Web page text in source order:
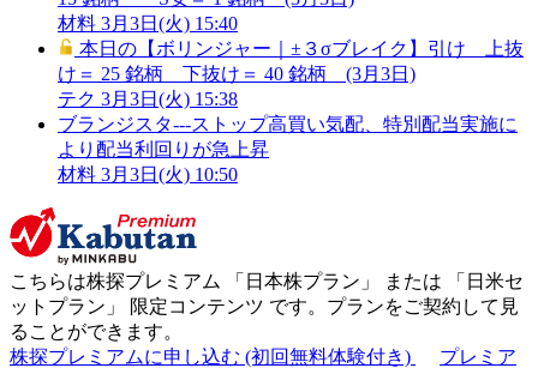
材料 3月3日(火) 15:40
本日の【ボリンジャー｜±３σブレイク】引け 上抜
け＝ 25 銘柄 下抜け＝ 40 銘柄 (3月3日)
テク 3月3日(火) 15:38
ブランジスタ---ストップ高買い気配、特別配当実施に
より配当利回りが急上昇
材料 3月3日(火) 10:50
こちらは株探プレミアム 「 日本株プラン 」 または 「 日米セ
ットプラン 」 限定コンテンツ です。プランをご契約して見
ることができます。
株探プレミアムに申し込む (初回無料体験付き)
プレミア